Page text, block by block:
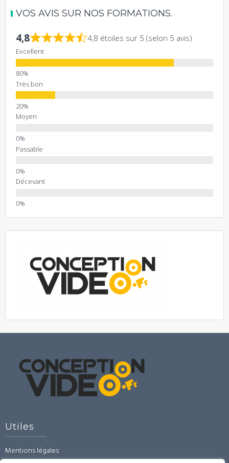
VOS AVIS SUR NOS FORMATIONS.
4,8 4,8 étoiles sur 5 (selon 5 avis)
Excellent
Très bon
Moyen
Passable
Décevant
Utiles
Mentions légales